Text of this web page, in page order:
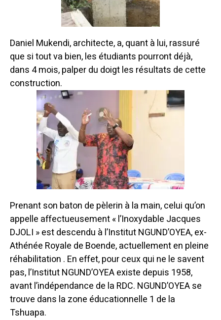
Daniel Mukendi, architecte, a, quant à lui, rassuré
que si tout va bien, les étudiants pourront déjà,
dans 4 mois, palper du doigt les résultats de cette
construction.
Prenant son baton de pèlerin à la main, celui qu’on
appelle affectueusement « l’Inoxydable Jacques
DJOLI » est descendu à l’Institut NGUND’OYEA, ex-
Athénée Royale de Boende, actuellement en pleine
réhabilitation . En effet, pour ceux qui ne le savent
pas, l’Institut NGUND’OYEA existe depuis 1958,
avant l’indépendance de la RDC. NGUND’OYEA se
trouve dans la zone éducationnelle 1 de la
Tshuapa.